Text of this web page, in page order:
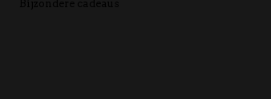
Bijzondere cadeaus